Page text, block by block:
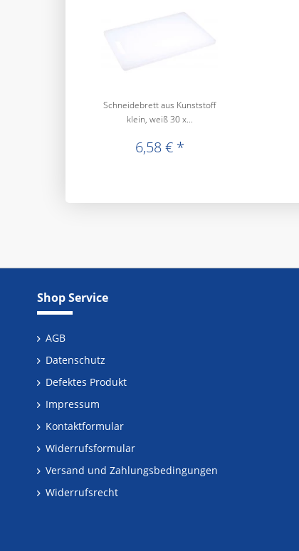
Schneidebrett aus Kunststoff
klein, weiß 30 x...
6,58 € *
Shop Service
AGB
Datenschutz
Defektes Produkt
Impressum
Kontaktformular
Widerrufsformular
Versand und Zahlungsbedingungen
Widerrufsrecht